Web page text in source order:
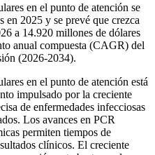
en el punto de atención se
en 2025 y se prevé que crezca
a 14.920 millones de dólares
anual compuesta (CAGR) del
(2026-2034).
en el punto de atención está
impulsado por la creciente
de enfermedades infecciosas
Los avances en PCR
permiten tiempos de
clínicos. El creciente